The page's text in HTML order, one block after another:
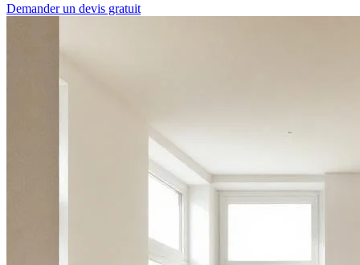
Demander un devis gratuit